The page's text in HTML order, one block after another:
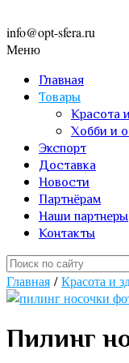
info@opt-sfera.ru
Меню
Главная
Товары
Красота
Хобби и
Экспорт
Доставка
Новости
Партнёрам
Наши партнеры
Контакты
Главная /Красота и
Пилинг